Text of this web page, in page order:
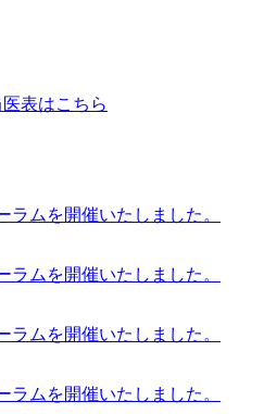
表はこちら
ラムを開催いたしました。
ラムを開催いたしました。
ラムを開催いたしました。
ラムを開催いたしました。